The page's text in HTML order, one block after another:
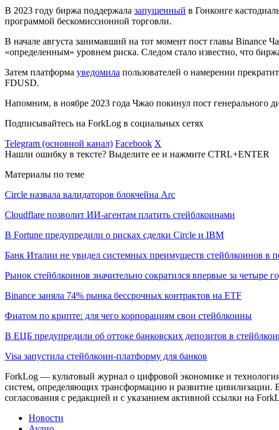
В 2023 году биржа поддержала запущенный в Гонконге
программой бескомиссионной торговли.
В начале августа занимавший на тот момент пост главы Binance
«определенным» уровнем риска. Следом стало известно, что
Затем платформа уведомила пользователей о намерении
FDUSD.
Напомним, в ноябре 2023 года Чжао покинул пост генерального
Подписывайтесь на ForkLog в социальных сетях
Telegram (основной канал) Facebook X
Нашли ошибку в тексте? Выделите ее и нажмите CTRL+ENTER
Материалы по теме
Circle назвала валидаторов блокчейна Arc
Cloudflare позволит ИИ-агентам платить стейблкоинами
В Fortune предупредили о рисках сделки Circle и IBM
Банк Италии не увидел системных преимуществ стейблкоинов в
Рынок стейблкоинов значительно сократился впервые за четыре
Binance заняла 74% рынка бессрочных контрактов на ETF
Фиатом по крипте: для чего корпорациям свои стейблкоины
В ЕЦБ предупредили об оттоке банковских депозитов в
Visa запустила стейблкоин-платформу для банков
ForkLog — культовый журнал о цифровой экономике и
систем, определяющих трансформацию и развитие цивилизации.
согласования с редакцией и с указанием активной ссылки на
Новости